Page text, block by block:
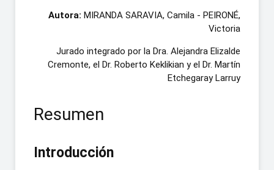
Autora: MIRANDA SARAVIA, Camila - PEIRONÉ,
Victoria
Jurado integrado por la Dra. Alejandra Elizalde
Cremonte, el Dr. Roberto Keklikian y el Dr. Martín
Etchegaray Larruy
Resumen
Introducción